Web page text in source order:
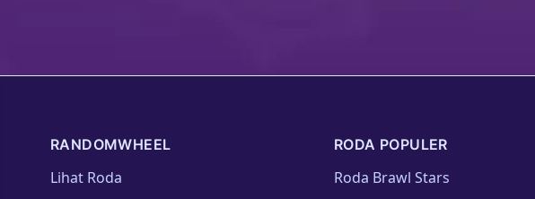
RANDOMWHEEL
Lihat Roda
RODA POPULER
Roda Brawl Stars